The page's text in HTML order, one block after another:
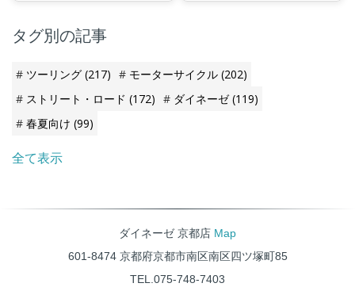
タグ別の記事
ツーリング (217) モーターサイクル (202)
ストリート・ロード (172) ダイネーゼ(119)
春夏向け (99)
全て表示
ダイネーゼ 京都店 Map
601-8474 京都府京都市南区南区四ツ塚町85
TEL.075-748-7403